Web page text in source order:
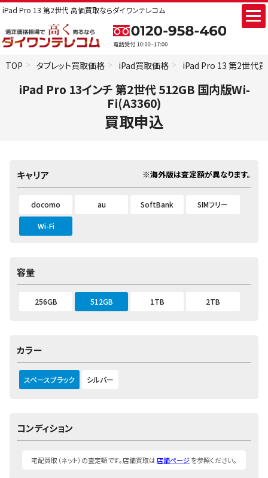
iPad Pro 13 第2世代 高価買取ならダイワンテレコム
TOP タブレット買取価格 iPad買取価格 iPad Pro 13 第2世代
iPad Pro 13インチ 第2世代 512GB 国内版Wi-
Fi(A3360)
買取申込
キャリア ※海外版は査定額が異なります。
docomo au SoftBank SIMフリー
Wi-Fi
容量
256GB 512GB 1TB 2TB
カラー
スペースブラック シルバー
コンディション
宅配買取（ネット）の査定額です。店舗買取は店舗ページを参照ください。